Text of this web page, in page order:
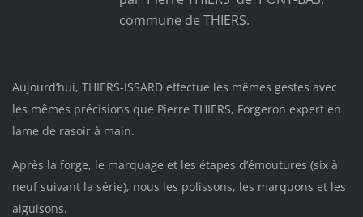
commune de THIERS.
Aujourd’hui, THIERS-ISSARD effectue les mêmes gestes avec
les mêmes précisions que Pierre THIERS, Forgeron expert en
lame de rasoir à main.
Après la forge, le marquage et les étapes d’émoutures (six à
neuf suivant la série), nous les polissons, les marquons et les
aiguisons.